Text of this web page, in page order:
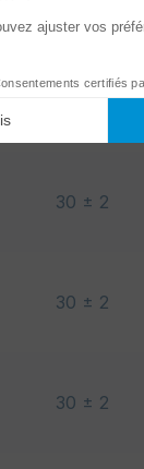
30 ± 2
30 ± 2
30 ± 2
30 ± 2